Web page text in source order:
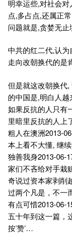
明幸运些,对社会
点,多占点,还属正
问题就是,贪婪无止
中共的红二代,认
走向改朝换代的是
但是就这改朝换代
的中国是,明白人
如果反抗的人只有
里暗里反抗的人上
粗人在澳洲2013-
本上看不大懂, 继
独善我身2013-06-
家们不吝给对手栽
奇说过资本家剥削
过两个凡是，不一
有点可惜2013-06-
五十年到这一篇，
按’赞’…